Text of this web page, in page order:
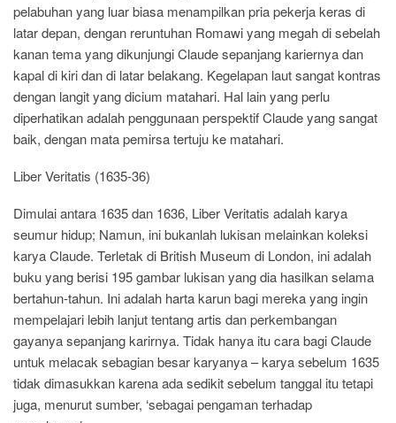
pelabuhan yang luar biasa menampilkan pria pekerja keras di
latar depan, dengan reruntuhan Romawi yang megah di sebelah
kanan tema yang dikunjungi Claude sepanjang kariernya dan
kapal di kiri dan di latar belakang. Kegelapan laut sangat kontras
dengan langit yang dicium matahari. Hal lain yang perlu
diperhatikan adalah penggunaan perspektif Claude yang sangat
baik, dengan mata pemirsa tertuju ke matahari.
Liber Veritatis (1635-36)
Dimulai antara 1635 dan 1636, Liber Veritatis adalah karya
seumur hidup; Namun, ini bukanlah lukisan melainkan koleksi
karya Claude. Terletak di British Museum di London, ini adalah
buku yang berisi 195 gambar lukisan yang dia hasilkan selama
bertahun-tahun. Ini adalah harta karun bagi mereka yang ingin
mempelajari lebih lanjut tentang artis dan perkembangan
gayanya sepanjang karirnya. Tidak hanya itu cara bagi Claude
untuk melacak sebagian besar karyanya – karya sebelum 1635
tidak dimasukkan karena ada sedikit sebelum tanggal itu tetapi
juga, menurut sumber, ‘sebagai pengaman terhadap